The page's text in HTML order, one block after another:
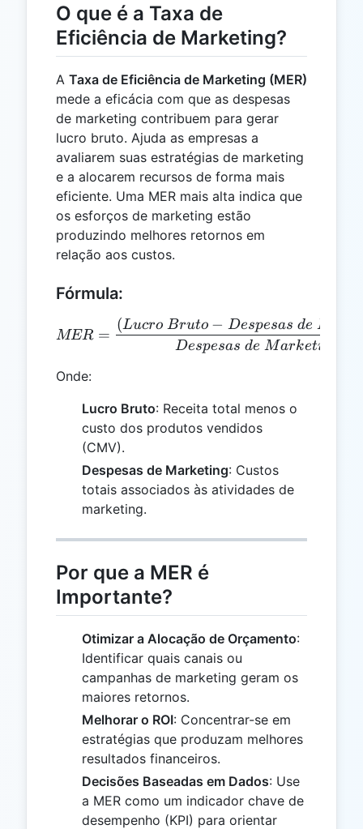
O que é a Taxa de
Eficiência de Marketing?
A Taxa de Eficiência de Marketing (MER)
mede a eficácia com que as despesas
de marketing contribuem para gerar
lucro bruto. Ajuda as empresas a
avaliarem suas estratégias de marketing
e a alocarem recursos de forma mais
eficiente. Uma MER mais alta indica que
os esforços de marketing estão
produzindo melhores retornos em
relação aos custos.
Fórmula:
MER = \frac{(Lucro\
MER =
Despesas de Marketin
(Lucro Bruto − Despesas de M
Onde:
Lucro Bruto: Receita total menos o
custo dos produtos vendidos
(CMV).
Despesas de Marketing: Custos
totais associados às atividades de
marketing.
Por que a MER é
Importante?
Otimizar a Alocação de Orçamento:
Identificar quais canais ou
campanhas de marketing geram os
maiores retornos.
Melhorar o ROI: Concentrar-se em
estratégias que produzam melhores
resultados financeiros.
Decisões Baseadas em Dados: Use
a MER como um indicador chave de
desempenho (KPI) para orientar